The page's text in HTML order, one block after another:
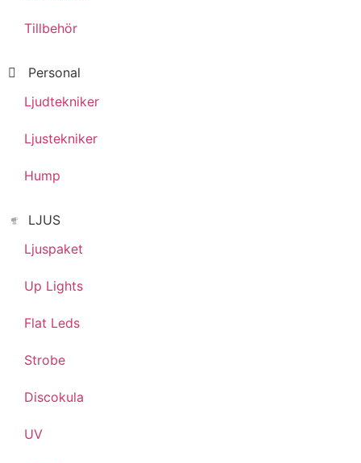
Tillbehör
Personal
Ljudtekniker
Ljustekniker
Hump
LJUS
Ljuspaket
Up Lights
Flat Leds
Strobe
Discokula
UV